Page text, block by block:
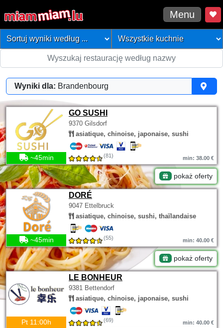
Menu
Wyniki dla: Brandenbourg
GO SUSHI
9370 Gilsdorf
asiatique, chinoise, japonaise, sushi
~45min (81) min: 38.00 €
pokaż oferty
DORÉ
9047 Ettelbruck
asiatique, chinoise, sushi, thaïlandaise
~45min (55) min: 40.00 €
pokaż oferty
LE BONHEUR
9381 Bettendorf
asiatique, chinoise, japonaise, sushi
Pt 11:00h (69) min: 40.00 €